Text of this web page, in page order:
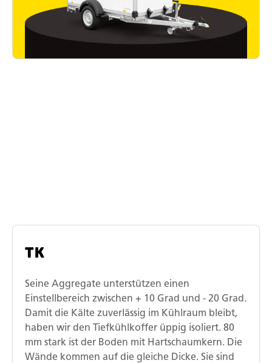
TK
Seine Aggregate unterstützen einen
Einstellbereich zwischen + 10 Grad und - 20 Grad.
Damit die Kälte zuverlässig im Kühlraum bleibt,
haben wir den Tiefkühlkoffer üppig isoliert. 80
mm stark ist der Boden mit Hartschaumkern. Die
Wände kommen auf die gleiche Dicke. Sie sind